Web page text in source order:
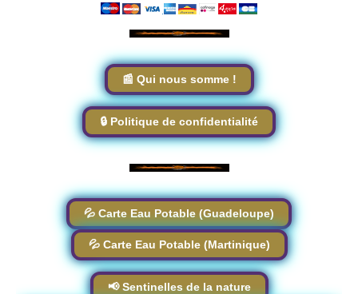
📰 Qui nous somme !
🔒 Politique de confidentialité
💦 Carte Eau Potable (Guadeloupe)
💦 Carte Eau Potable (Martinique)
📢 Sentinelles de la nature